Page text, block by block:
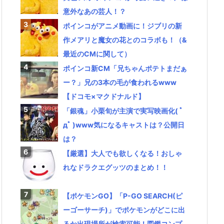
意外なあの芸人！？
ポインコがアニメ動画に！ジブリの新
作メアリと魔女の花とのコラボも！（&
最近のCMに関して）
ポインコ新CM「兄ちゃんポテトまだぁ
ー？」兄の3本の毛が食われるwww
【ドコモ×マクドナルド】
「銀魂」小栗旬が主演で実写映画化( ﾟ
дﾟ )www気になるキャストは？公開日
は？
【厳選】大人でも欲しくなる！おしゃ
れなドラクエグッツのまとめ！！
【ポケモンGO】「P-GO SEARCH(ピ
ーゴーサーチ)」でポケモンがどこに出